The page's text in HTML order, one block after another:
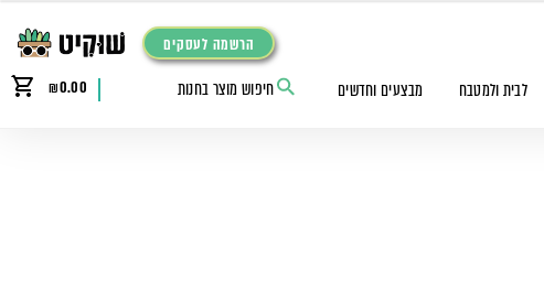
הרשמה לעסקים
לבית ולמטבח מבצעים וחדשים ₪0.00